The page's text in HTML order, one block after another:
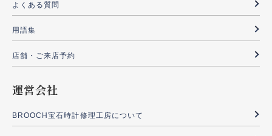
よくある質問
用語集
店舗・ご来店予約
運営会社
BROOCH宝石時計修理工房について